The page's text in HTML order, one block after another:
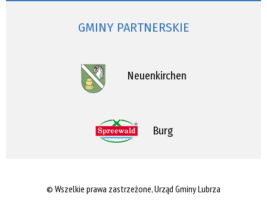
GMINY PARTNERSKIE
Neuenkirchen
Burg
© Wszelkie prawa zastrzeżone, Urząd Gminy Lubrza